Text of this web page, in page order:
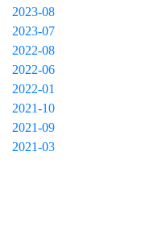
2023-08
2023-07
2022-08
2022-06
2022-01
2021-10
2021-09
2021-03